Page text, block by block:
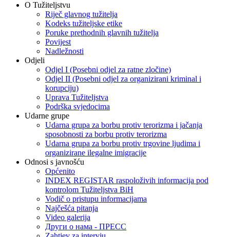
O Tužiteljstvu
Riječ glavnog tužitelja
Kodeks tužiteljske etike
Poruke prethodnih glavnih tužitelja
Povijest
Nadležnosti
Odjeli
Odjel I (Posebni odjel za ratne zločine)
Odjel II (Posebni odjel za organizirani kriminal i
korupciju)
Uprava Tužiteljstva
Podrška svjedocima
Udarne grupe
Udarna grupa za borbu protiv terorizma i jačanja
sposobnosti za borbu protiv terorizma
Udarna grupa za borbu protiv trgovine ljudima i
organizirane ilegalne imigracije
Odnosi s javnošću
Općenito
INDEX REGISTAR raspoloživih informacija pod
kontrolom Tužiteljstva BiH
Vodič o pristupu informacijama
Najčešća pitanja
Video galerija
Други о нама - ПРЕСC